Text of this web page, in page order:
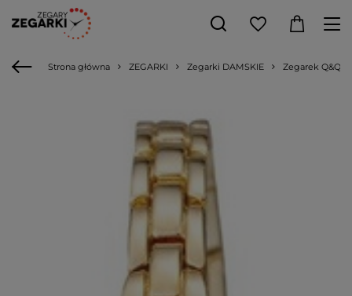
Strona główna ZEGARKI Zegarki DAMSKIE Zegarek Q&Q